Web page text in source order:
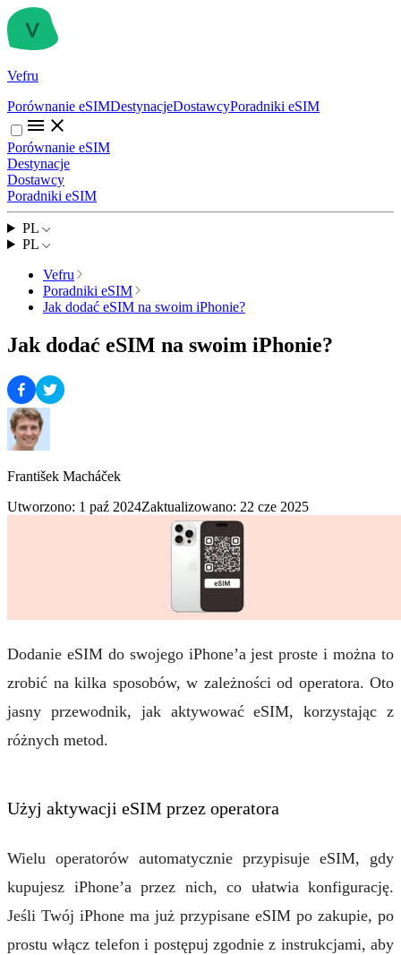
Vefru
Porównanie eSIMDestynacjeDostawcyPoradniki eSIM
Porównanie eSIM
Destynacje
Dostawcy
Poradniki eSIM
PL
PL
Vefru
Poradniki eSIM
Jak dodać eSIM na swoim iPhonie?
Jak dodać eSIM na swoim iPhonie?
František Macháček
Utworzono: 1 paź 2024Zaktualizowano: 22 cze 2025
Dodanie eSIM do swojego iPhone’a jest proste i można to
zrobić na kilka sposobów, w zależności od operatora. Oto
jasny przewodnik, jak aktywować eSIM, korzystając z
różnych metod.
Użyj aktywacji eSIM przez operatora
Wielu operatorów automatycznie przypisuje eSIM, gdy
kupujesz iPhone’a przez nich, co ułatwia konfigurację.
Jeśli Twój iPhone ma już przypisane eSIM po zakupie, po
prostu włącz telefon i postępuj zgodnie z instrukcjami, aby